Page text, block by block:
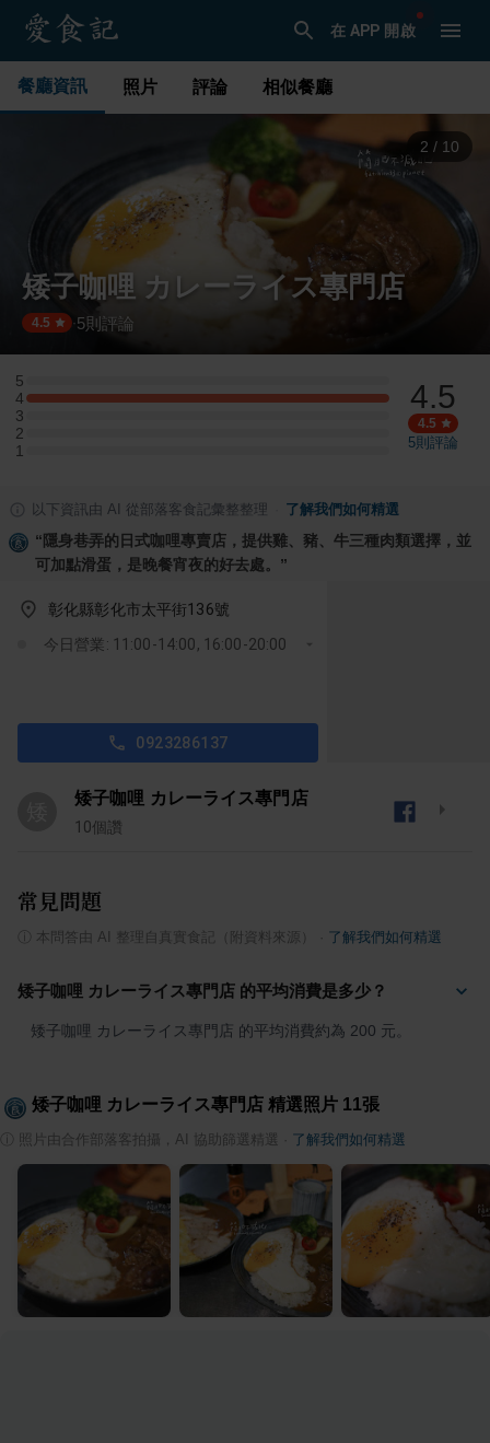
在 APP 開啟
餐廳資訊 照片 評論 相似餐廳
3 / 10
矮子咖哩 カレーライス專門店
4.5 ·5則評論
5
5 星：0 則評論
4
4 星：1 則評論
3
3 星：0 則評論
2
2 星：0 則評論
1
1 星：0 則評論
4.5
4.5
5則評論
以下資訊由 AI 從部落客食記彙整整理 了解我們如何精選
“隱身巷弄的日式咖哩專賣店，提供雞、豬、牛三種肉類選擇，並
可加點滑蛋，是晚餐宵夜的好去處。 ”
彰化縣彰化市太平街136號
今日營業: 11:00-14:00, 16:00-20:00
0923286137
矮子咖哩 カレーライス專門店
10個讚
常見問題
本問答由 AI 整理自真實食記（附資料來源） 了解我們如何精選
矮子咖哩 カレーライス專門店 的平均消費是多少？
矮子咖哩 カレーライス專門店 的平均消費約為 200 元。
矮子咖哩 カレーライス專門店 精選照片 11張
照片由合作部落客拍攝，AI 協助篩選精選 了解我們如何精選